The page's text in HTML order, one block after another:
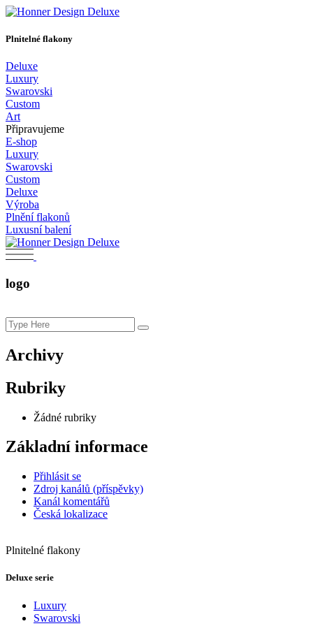
Plnitelné flakony
Deluxe
Luxury
Swarovski
Custom
Art
Připravujeme
E-shop
Luxury
Swarovski
Custom
Deluxe
Výroba
Plnění flakonů
Luxusní balení
Skip
to
logo
Search
for:
Search
Archivy
Rubriky
Žádné rubriky
Základní informace
Přihlásit se
Zdroj kanálů (příspěvky)
Kanál komentářů
Česká lokalizace
Plnitelné flakony
Deluxe serie
Luxury
Swarovski